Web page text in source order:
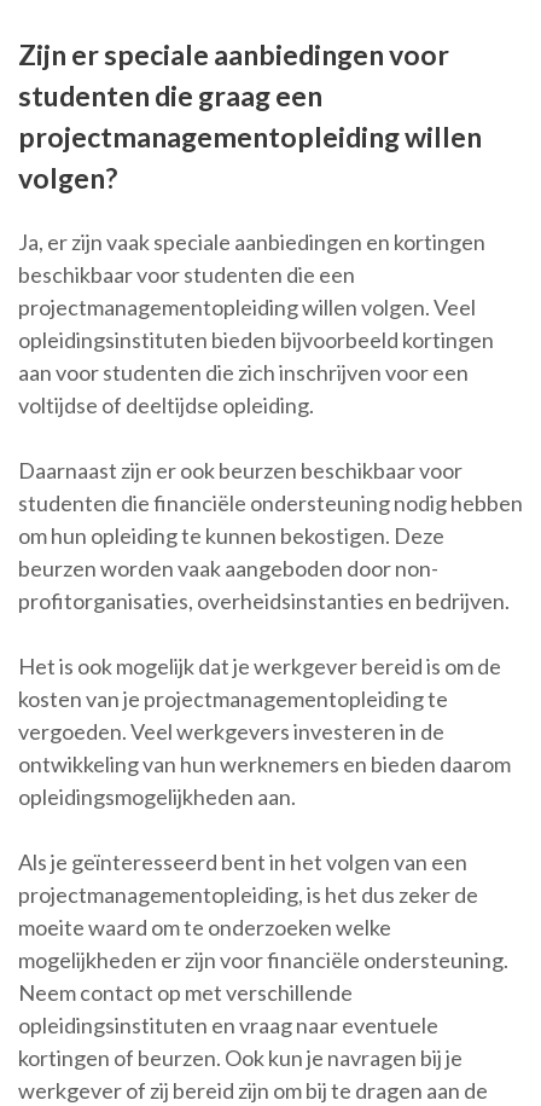
Zijn er speciale aanbiedingen voor
studenten die graag een
projectmanagementopleiding willen
volgen?
Ja, er zijn vaak speciale aanbiedingen en kortingen
beschikbaar voor studenten die een
projectmanagementopleiding willen volgen. Veel
opleidingsinstituten bieden bijvoorbeeld kortingen
aan voor studenten die zich inschrijven voor een
voltijdse of deeltijdse opleiding.
Daarnaast zijn er ook beurzen beschikbaar voor
studenten die financiële ondersteuning nodig hebben
om hun opleiding te kunnen bekostigen. Deze
beurzen worden vaak aangeboden door non-
profitorganisaties, overheidsinstanties en bedrijven.
Het is ook mogelijk dat je werkgever bereid is om de
kosten van je projectmanagementopleiding te
vergoeden. Veel werkgevers investeren in de
ontwikkeling van hun werknemers en bieden daarom
opleidingsmogelijkheden aan.
Als je geïnteresseerd bent in het volgen van een
projectmanagementopleiding, is het dus zeker de
moeite waard om te onderzoeken welke
mogelijkheden er zijn voor financiële ondersteuning.
Neem contact op met verschillende
opleidingsinstituten en vraag naar eventuele
kortingen of beurzen. Ook kun je navragen bij je
werkgever of zij bereid zijn om bij te dragen aan de